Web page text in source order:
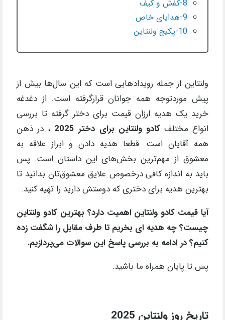
8-کفش و کیف
9-هدایای خاص
10-پکیج ولنتاین
ولنتاین از جمله رویدادهایی است که این سال‌ها بیش از
پیش موردتوجه همه جوانان قرارگرفته است. از دغدغه
خرید یک هدیه ارزان قیمت برای دختر گرفته تا بررسی
انواع مختلفکادو ولنتاین برای دختر 2025
، در ذهن
همه آقایان است. قطعا هدیه دادن و ابراز علاقه به
معشوق از مهم‌ترین بخش‌های این داستان است. پس
باید به اندازه کافی درخصوص علایق معشوق‌تان بدانید تا
بهترین هدیه برای دختری که دوستش دارید را تهیه کنید.
آیا قیمت کادو ولنتاین اهمیت دارد؟ بهترین کادو ولنتاین
چیست؟ چه هدیه ای بخریم تا طرف مقابل را شگفت زده
کنیم؟ در ادامه به بررسی پاسخ این سوالات می‌پردازیم.
پس تا پایان همراه ما باشید.
تاریخ روز ولنتاین 2025